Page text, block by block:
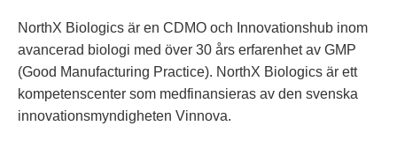
NorthX Biologics är en CDMO och Innovationshub inom
avancerad biologi med över 30 års erfarenhet av GMP
(Good Manufacturing Practice). NorthX Biologics är ett
kompetenscenter som medfinansieras av den svenska
innovationsmyndigheten Vinnova.